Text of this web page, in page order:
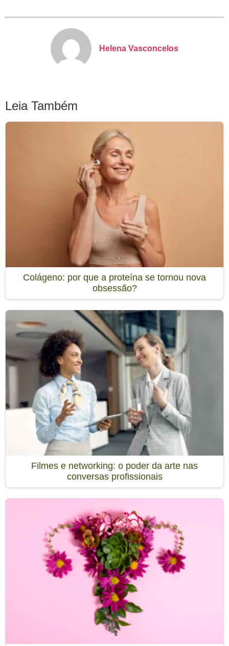
Helena Vasconcelos
Leia Também
Colágeno: por que a proteína se tornou nova
obsessão?
Filmes e networking: o poder da arte nas
conversas profissionais